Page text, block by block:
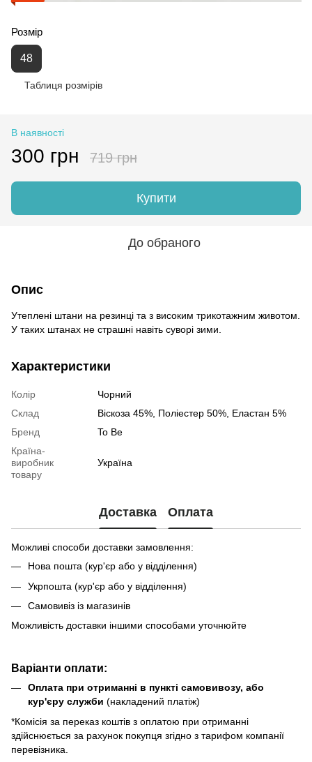
Розмір
48
Таблиця розмірів
В наявності
300 грн 719 грн
Купити
До обраного
Опис
Утеплені штани на резинці та з високим трикотажним животом.
У таких штанах не страшні навіть суворі зими.
Характеристики
Колір
Чорний
Склад
Віскоза 45%, Поліестер 50%, Еластан 5%
Бренд
To Be
Країна-
виробник
товару
Україна
Доставка Оплата
Можливі способи доставки замовлення:
Нова пошта (кур'єр або у відділення)
Укрпошта (кур'єр або у відділення)
Самовивіз із магазинів
Можливість доставки іншими способами уточнюйте
Варіанти оплати:
Оплата при отриманні в пункті самовивозу, або
кур'єру служби (накладений платіж)
*Комісія за переказ коштів з оплатою при отриманні
здійснюється за рахунок покупця згідно з тарифом компанії
перевізника.